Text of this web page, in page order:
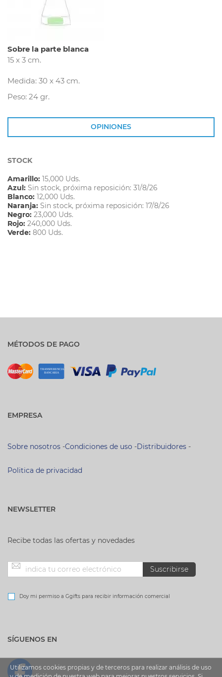
Sobre la parte blanca
15 x 3 cm.
Medida: 30 x 43 cm.
Peso: 24 gr.
OPINIONES
STOCK
Amarillo: 15,000 Uds.
Azul: Sin stock, próxima reposición: 31/8/26
Blanco: 12,000 Uds.
Naranja: Sin stock, próxima reposición: 17/8/26
Negro: 23,000 Uds.
Rojo: 240,000 Uds.
Verde: 800 Uds.
MÉTODOS DE PAGO
EMPRESA
Sobre nosotros -Condiciones de uso -Distribuidores -
Politica de privacidad
NEWSLETTER
Recibe todas las ofertas y novedades
Inscríbase
a
boletín
de
Suscribirse
Doy mi permiso a Ggifts para recibir información comercial
SÍGUENOS EN
Utilizamos cookies propias y de terceros para realizar análisis de uso